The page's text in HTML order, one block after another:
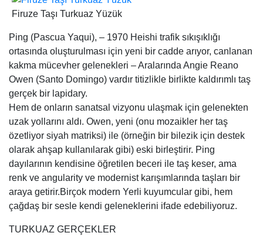
Firuze Taşı Turkuaz Yüzük
Ping (Pascua Yaqui), – 1970 Heishi trafik sıkışıklığı
ortasında oluşturulması için yeni bir cadde arıyor, canlanan
kakma mücevher gelenekleri – Aralarında Angie Reano
Owen (Santo Domingo) vardır titizlikle birlikte kaldırımlı taş
gerçek bir lapidary.
Hem de onların sanatsal vizyonu ulaşmak için gelenekten
uzak yollarını aldı. Owen, yeni (onu mozaikler her taş
özetliyor siyah matriksi) ile (örneğin bir bilezik için destek
olarak ahşap kullanılarak gibi) eski birleştirir. Ping
dayılarının kendisine öğretilen beceri ile taş keser, ama
renk ve angularity ve modernist karışımlarında taşları bir
araya getirir.Birçok modern Yerli kuyumcular gibi, hem
çağdaş bir sesle kendi geleneklerini ifade edebiliyoruz.
TURKUAZ GERÇEKLER